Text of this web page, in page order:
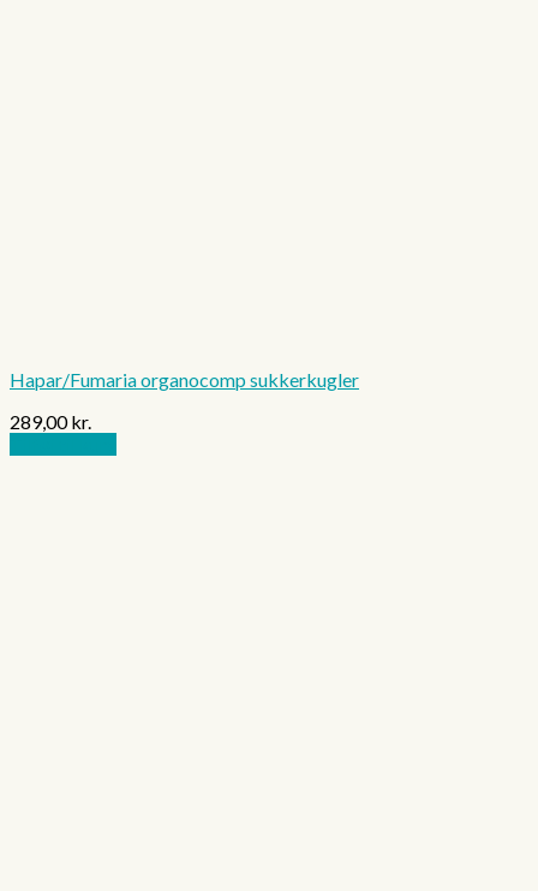
Hapar/Fumaria organocomp sukkerkugler
289,00kr.